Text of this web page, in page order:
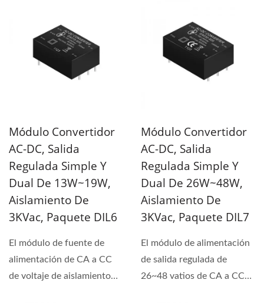
Módulo Convertidor
AC-DC, Salida
Regulada Simple Y
Dual De 13W~19W,
Aislamiento De
3KVac, Paquete DIL6
El módulo de fuente de
alimentación de CA a CC
de voltaje de aislamiento
Módulo Convertidor
AC-DC, Salida
Regulada Simple Y
Dual De 26W~48W,
Aislamiento De
3KVac, Paquete DIL7
El módulo de alimentación
de salida regulada de
26~48 vatios de CA a CC